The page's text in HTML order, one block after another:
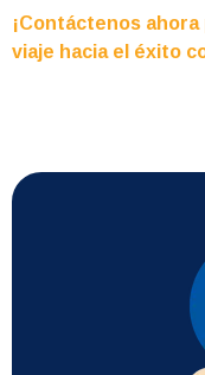
¡Contáctenos
viaje hacia el éxito